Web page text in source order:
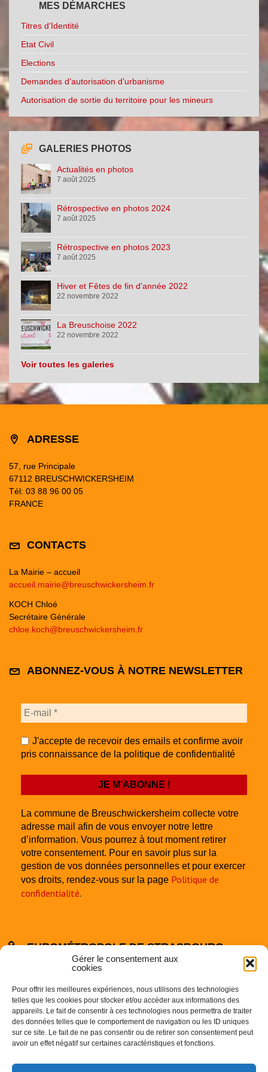
Gérer le consentement aux
cookies
Pour offrir les meilleures expériences, nous utilisons des technologies
telles que les cookies pour stocker et/ou accéder aux informations des
appareils. Le fait de consentir à ces technologies nous permettra de traiter
des données telles que le comportement de navigation ou les ID uniques
sur ce site. Le fait de ne pas consentir ou de retirer son consentement peut
avoir un effet négatif sur certaines caractéristiques et fonctions.
MES DÉMARCHES
Titres d’Identité
Etat Civil
Elections
Demandes d’autorisation d’urbanisme
Autorisation de sortie du territoire pour les mineurs
GALERIES PHOTOS
Actualités en photos
7 août 2025
Rétrospective en photos 2024
7 août 2025
Rétrospective en photos 2023
7 août 2025
Hiver et Fêtes de fin d'année 2022
22 novembre 2022
La Breuschoise 2022
22 novembre 2022
Voir toutes les galeries
ADRESSE
57, rue Principale
67112 BREUSCHWICKERSHEIM
Tél: 03 88 96 00 05
FRANCE
CONTACTS
La Mairie – accueil
accueil.mairie@breuschwickersheim.fr
KOCH Chloé
Secrétaire Générale
chloe.koch@breuschwickersheim.fr
ABONNEZ-VOUS À NOTRE NEWSLETTER
J'accepte de recevoir des emails et confirme avoir
pris connaissance de la politique de confidentialité
La commune de Breuschwickersheim collecte votre
adresse mail afin de vous envoyer notre lettre
d’information. Vous pourrez à tout moment retirer
votre consentement. Pour en savoir plus sur la
gestion de vos données personnelles et pour exercer
vos droits, rendez-vous sur la page Politique de
confidentialité.
EUROMÉTROPOLE DE STRASBOURG
Centre Administratif
67000 STRASBOURG